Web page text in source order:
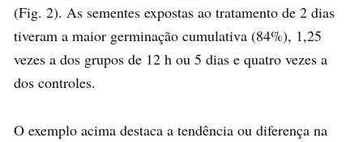
(Fig. 2). As sementes expostas ao tratamento de 2 dias
tiveram a maior germinação cumulativa (84%), 1,25
vezes a dos grupos de 12 h ou 5 dias e quatro vezes a
dos controles.
O exemplo acima destaca a tendência ou diferença na